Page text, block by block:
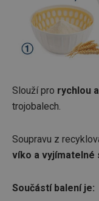
Slouží pro rychlou
trojobalech.
Soupravu z
víko a vyjímatelné
Součástí balení je: